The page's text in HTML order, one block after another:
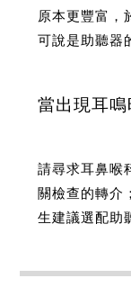
原本更豐富，
可說是助聽器
當出現耳鳴
請尋求耳鼻喉
關檢查的轉介
生建議選配助